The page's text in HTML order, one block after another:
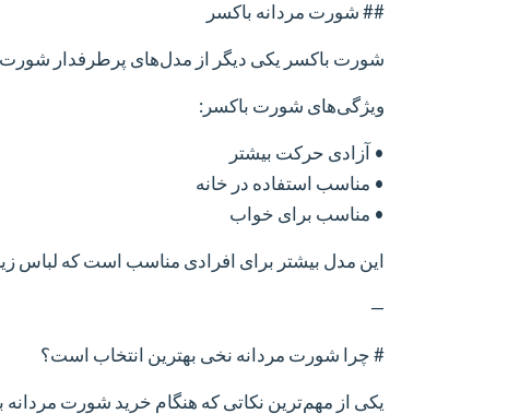
## شورت مردانه باکسر
شورت باکسر یکی دیگر از مدل‌های پرطرفدار
ویژگی‌های شورت باکسر:
• آزادی حرکت بیشتر
• مناسب استفاده در خانه
• مناسب برای خواب
این مدل بیشتر برای افرادی مناسب است که لباس
—
# چرا شورت مردانه نخی بهترین انتخاب است؟
یکی از مهم‌ترین نکاتی که هنگام خرید شورت مردانه